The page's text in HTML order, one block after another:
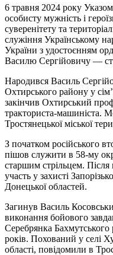
6 травня 2024 року
особисту мужність і
суверенітету та
служіння Українському
України з удостоєнням
Василю Сергійовичу —
Народився Василь
Охтирського району у
закінчив Охтирський
тракториста-машиніста.
Тростянецької міської
З початком російського
пішов служити в 58-му
старшим стрільцем. Після
участь у захисті
Донецької областей.
Загинув Василь
виконання бойового
Серебрянка Бахмутського
років. Похований у селі
області, повідомили в